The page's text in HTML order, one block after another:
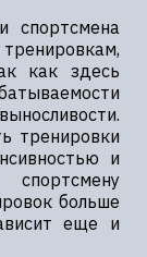
спортсмена
как здесь
тренировки
и
больше
еще и